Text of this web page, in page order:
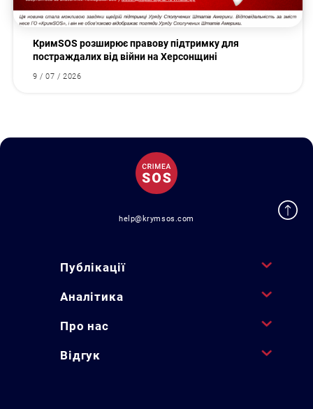
КримSOS розширює правову підтримку для
постраждалих від війни на Херсонщині
9 / 07 / 2026
help@krymsos.com
Публікації
Аналітика
Про нас
Відгук